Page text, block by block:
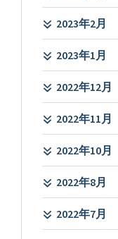
2023年2月
2023年1月
2022年12月
2022年11月
2022年10月
2022年8月
2022年7月